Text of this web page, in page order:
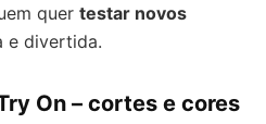
quer testar novos
e divertida.
On – cortes e cores